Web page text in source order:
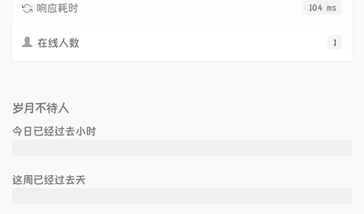
104 ms
响应耗时
1
在线人数
岁月不待人
今日已经过去小时
这周已经过去天